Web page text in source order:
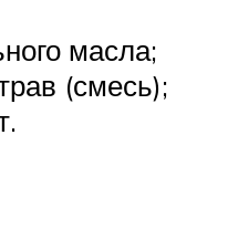
масла;
(смесь);